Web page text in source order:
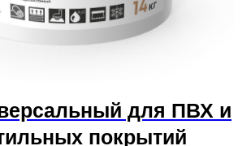
для ПВХ и
покрытий